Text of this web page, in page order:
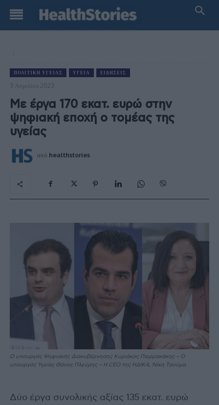
ΠΟΛΙΤΙΚΉ ΥΓΕΊΑΣ ΥΓΕΊΑ ΕΙΔΉΣΕΙΣ
3 Απριλίου 2023
Με έργα 170 εκατ. ευρώ στην
ψηφιακή εποχή ο τομέας της
υγείας
από healthstories
Ο υπουργός Ψηφιακής Διακυβέρνησης Κυριάκος Πιερρακάκης – O
υπουργός Υγείας Θάνος Πλεύρης – Η CEO της ΗΔΙΚΑ, Νίκη Τσούμα
Δύο έργα συνολικής αξίας 135 εκατ. ευρώ